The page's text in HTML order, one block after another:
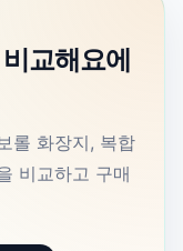
교해요에
롤 화장지, 복합
비교하고 구매